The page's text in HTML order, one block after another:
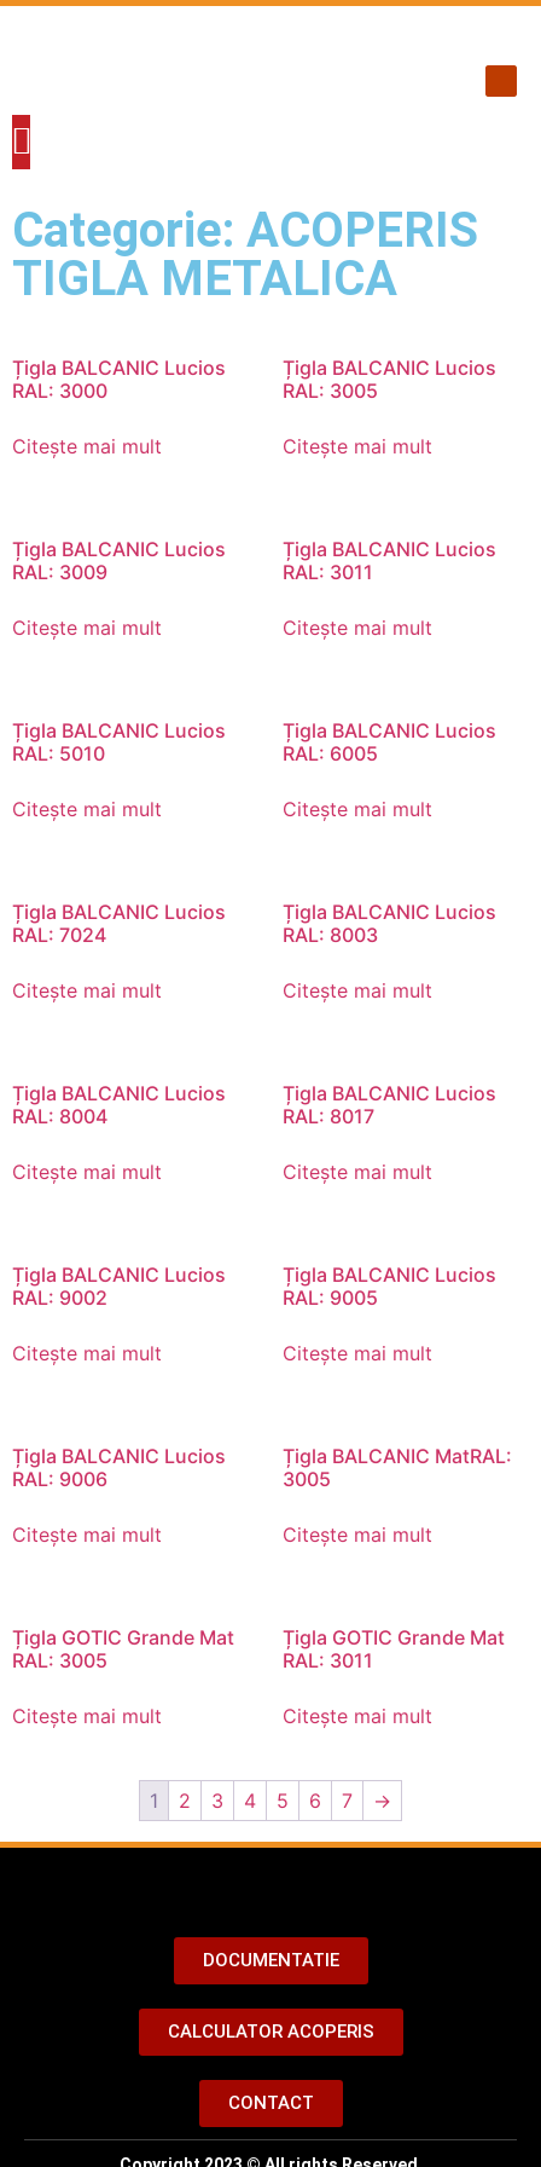
Categorie: ACOPERIS
TIGLA METALICA
Țigla BALCANIC Lucios
RAL: 3000
Citește mai mult
Țigla BALCANIC Lucios
RAL: 3005
Citește mai mult
Țigla BALCANIC Lucios
RAL: 3009
Citește mai mult
Țigla BALCANIC Lucios
RAL: 3011
Citește mai mult
Țigla BALCANIC Lucios
RAL: 5010
Citește mai mult
Țigla BALCANIC Lucios
RAL: 6005
Citește mai mult
Țigla BALCANIC Lucios
RAL: 7024
Citește mai mult
Țigla BALCANIC Lucios
RAL: 8003
Citește mai mult
Țigla BALCANIC Lucios
RAL: 8004
Citește mai mult
Țigla BALCANIC Lucios
RAL: 8017
Citește mai mult
Țigla BALCANIC Lucios
RAL: 9002
Citește mai mult
Țigla BALCANIC Lucios
RAL: 9005
Citește mai mult
Țigla BALCANIC Lucios
RAL: 9006
Citește mai mult
Țigla BALCANIC MatRAL:
3005
Citește mai mult
Țigla GOTIC Grande Mat
RAL: 3005
Citește mai mult
Țigla GOTIC Grande Mat
RAL: 3011
Citește mai mult
1 2 3 4 5 6 7 →
DOCUMENTATIE
CALCULATOR ACOPERIS
CONTACT